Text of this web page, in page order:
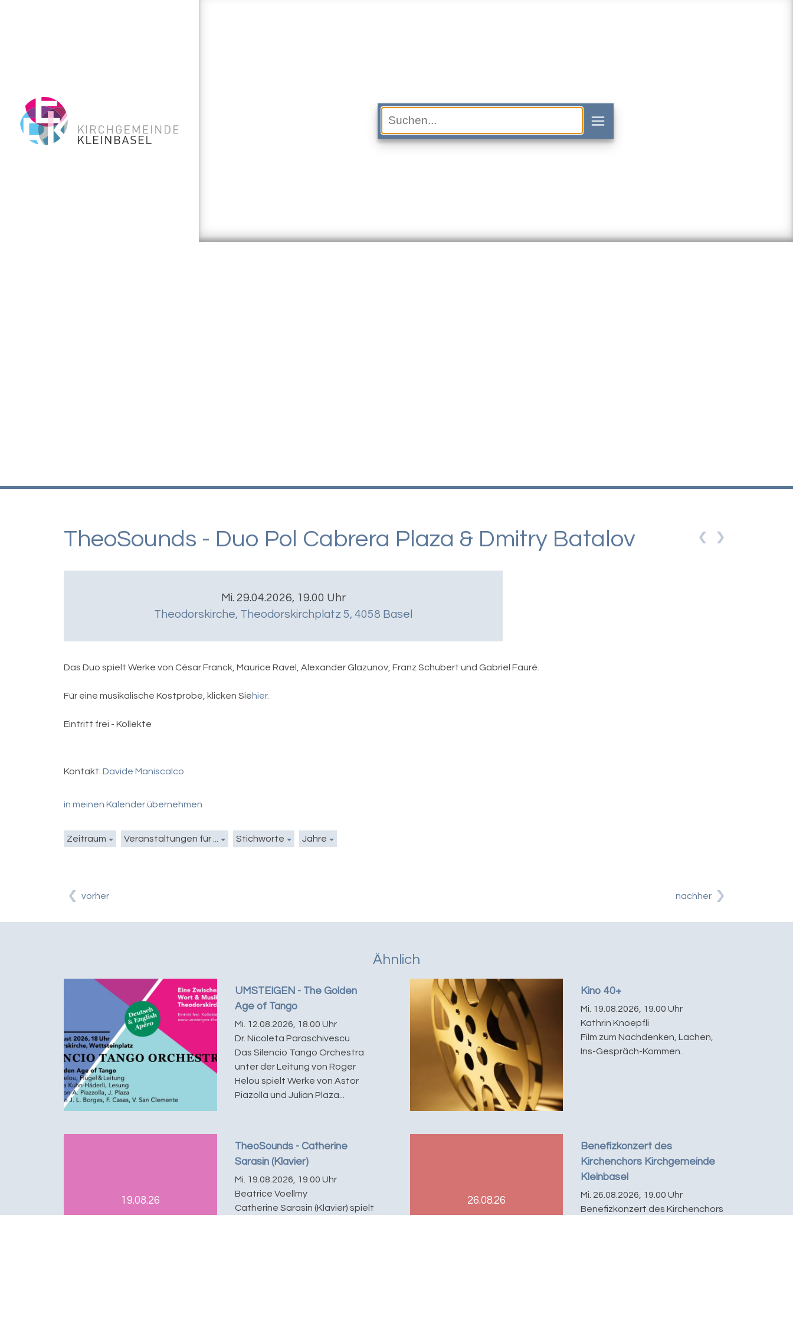
TheoSounds - Duo Pol Cabrera Plaza & Dmitry Batalov
Mi. 29.04.2026, 19.00 Uhr
Theodorskirche, Theodorskirchplatz 5, 4058 Basel
Das Duo spielt Werke von César Franck, Maurice Ravel, Alexander Glazunov, Franz Schubert und Gabriel Fauré.
Für eine musikalische Kostprobe, klicken Siehier.
Eintritt frei - Kollekte
Kontakt: Davide Maniscalco
in meinen Kalender übernehmen
Zeitraum Veranstaltungen für ... Stichworte Jahre
vorher nachher
Ähnlich
UMSTEIGEN - The Golden
Age of Tango
Mi. 12.08.2026, 18.00 Uhr
Dr. Nicoleta Paraschivescu
Das Silencio Tango Orchestra
unter der Leitung von Roger
Helou spielt Werke von Astor
Piazolla und Julian Plaza...
Kino 40+
Mi. 19.08.2026, 19.00 Uhr
Kathrin Knoepfli
Film zum Nachdenken, Lachen,
Ins-Gespräch-Kommen.
19.08.26
TheoSounds - Catherine
Sarasin (Klavier)
Mi. 19.08.2026, 19.00 Uhr
Beatrice Voellmy
Catherine Sarasin (Klavier) spielt
26.08.26
Benefizkonzert des
Kirchenchors Kirchgemeinde
Kleinbasel
Mi. 26.08.2026, 19.00 Uhr
Benefizkonzert des Kirchenchors